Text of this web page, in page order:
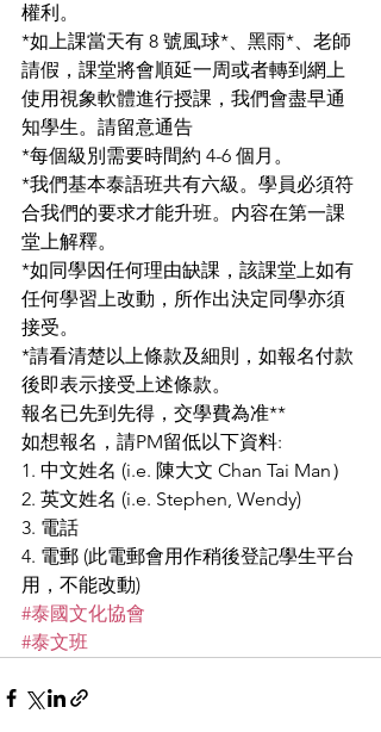
權利。
*如上課當天有 8 號風球*、黑雨*、老師
請假，課堂將會順延一周或者轉到網上
使用視象軟體進行授課，我們會盡早通
知學生。請留意通告
*每個級別需要時間約 4-6 個月。
*我們基本泰語班共有六級。學員必須符
合我們的要求才能升班。内容在第一課
堂上解釋。
*如同學因任何理由缺課，該課堂上如有
任何學習上改動，所作出決定同學亦須
接受。
*請看清楚以上條款及細則，如報名付款
後即表示接受上述條款。
報名已先到先得，交學費為准**
如想報名，請PM留低以下資料:
1. 中文姓名 (i.e. 陳大文 Chan Tai Man）
2. 英文姓名 (i.e. Stephen, Wendy)
3. 電話
4. 電郵 (此電郵會用作稍後登記學生平台
用，不能改動)
#泰國文化協會
#泰文班